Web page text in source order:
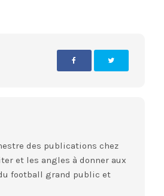
des publications chez
et les angles à donner aux
football grand public et